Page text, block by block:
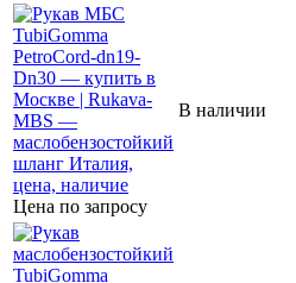
Цена по запросу
В наличии